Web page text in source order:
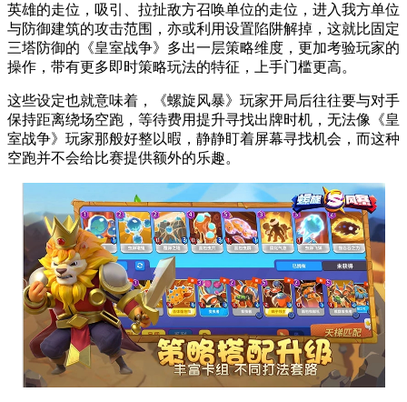
英雄的走位，吸引、拉扯敌方召唤单位的走位，进入我方单位
与防御建筑的攻击范围，亦或利用设置陷阱解掉，这就比固定
三塔防御的《皇室战争》多出一层策略维度，更加考验玩家的
操作，带有更多即时策略玩法的特征，上手门槛更高。
这些设定也就意味着，《螺旋风暴》玩家开局后往往要与对手
保持距离绕场空跑，等待费用提升寻找出牌时机，无法像《皇
室战争》玩家那般好整以暇，静静盯着屏幕寻找机会，而这种
空跑并不会给比赛提供额外的乐趣。